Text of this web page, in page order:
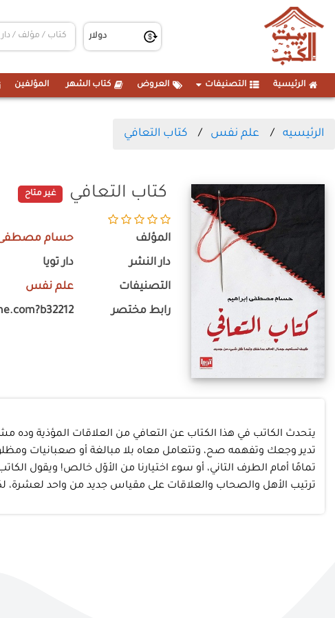
الرئيسية التصنيفات العروض كتاب الشهر المؤلفين
الرئيسيه علم نفس كتاب التعافي
كتاب التعافي غير متاح
المؤلف حسام مصطفى
دار النشر دار تويا
التصنيفات علم نفس
رابط مختصر
يتحدث الكاتب في هذا الكتاب عن التعافي من العلاقات المؤذية
تدير وجعك وتفهمه صح، وتتعامل معاه بلا مبالغة أو صعبانيات
تمامًا أمام الطرف التاني، أو سوء اختيارنا من الأوّل خالص! ويقول
ترتيب الأهل والصحاب والعلاقات على مقياس جديد من واحد لعشرة،